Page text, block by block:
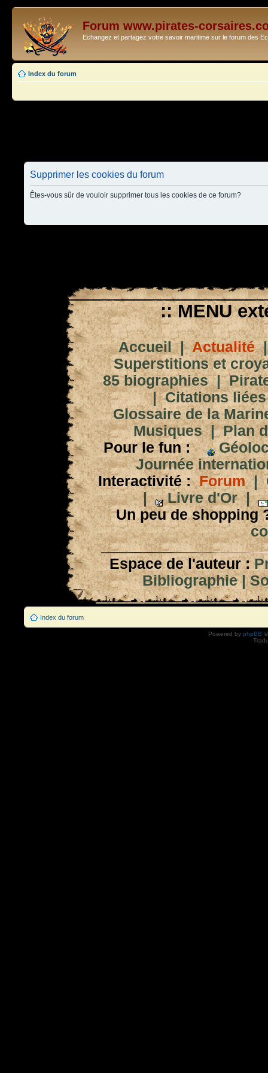
Forum www.pirates-
Echangez et partagez votre savoir maritime sur le forum des
Index du forum
Supprimer les cookies du forum
Êtes-vous sûr de vouloir supprimer tous les cookies de ce forum?
:: MENU
Accueil|Actualité
Superstitions et
85 biographies|
|Citations
Glossaire de la
Musiques|Plan
Pour le fun :
Journée
Interactivité : Forum|
|
Livre d'Or|
Un peu de shopping
Espace de l'auteur :
Bibliographie|
Index du forum
Powered by phpBB